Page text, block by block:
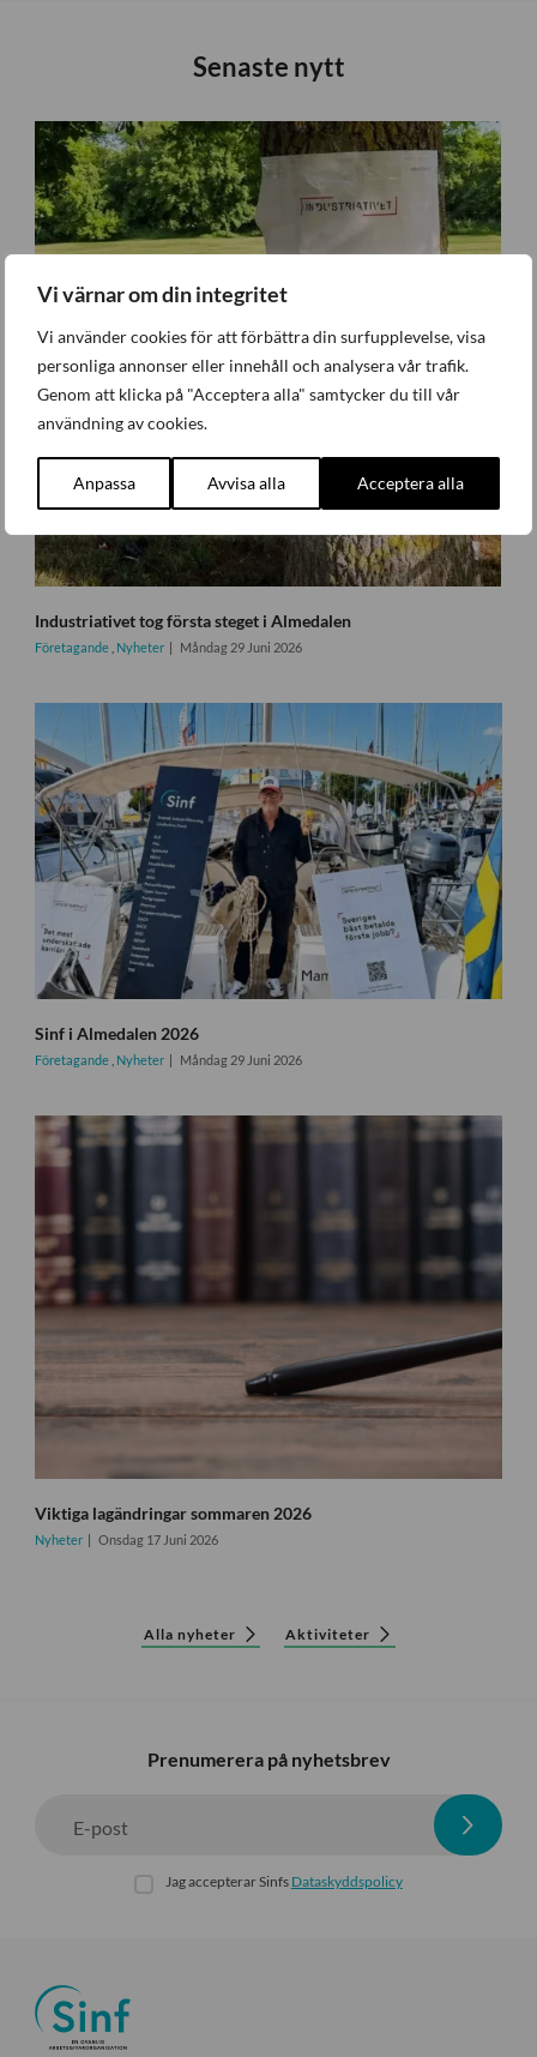
Vi värnar om din integritet
Vi använder cookies för att förbättra din surfupplevelse, visa
personliga annonser eller innehåll och analysera vår trafik.
Genom att klicka på "Acceptera alla" samtycker du till vår
användning av cookies.
Anpassa Avvisa alla Acceptera alla
Senaste nytt
Industriativet tog första steget i Almedalen
Företagande Nyheter Måndag 29 Juni 2026
Sinf i Almedalen 2026
Företagande Nyheter Måndag 29 Juni 2026
Viktiga lagändringar sommaren 2026
Nyheter Onsdag 17 Juni 2026
Alla nyheter Aktiviteter
Prenumerera på nyhetsbrev
E-post
Jag accepterar Sinfs Dataskyddspolicy